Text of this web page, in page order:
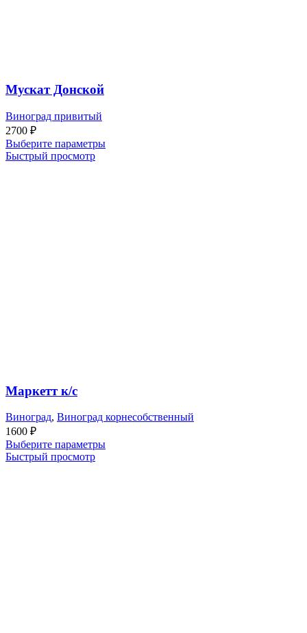
Мускат Донской
Виноград привитый
2700 ₽
Выберите параметры
Быстрый просмотр
Маркетт к/с
Виноград, Виноград корнесобственный
1600 ₽
Выберите параметры
Быстрый просмотр